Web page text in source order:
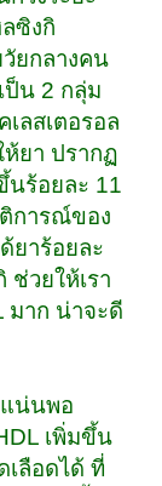
ซิงกิ
ยกลางคน
ป็น 2 กลุ่ม
ลสเตอรอล
ยา ปรากฏ
นร้อยละ 11
การณ์ของ
ยาร้อยละ
ช่วยให้เรา
มาก น่าจะดี
น่นพอ
เพิ่มขึ้น
เลือดได้ ที่